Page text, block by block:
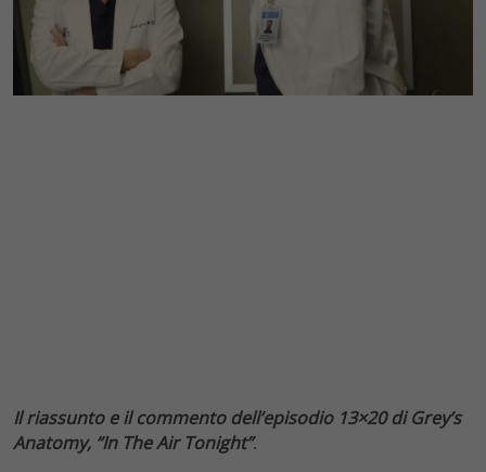
Il riassunto e il commento dell’episodio 13×20 di Grey’s
Anatomy, “In The Air Tonight”.